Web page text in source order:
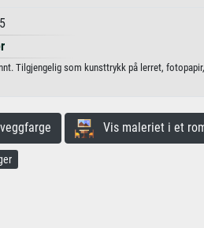
Tilgjengelig som kunsttrykk på lerret,
Vis maleriet i et